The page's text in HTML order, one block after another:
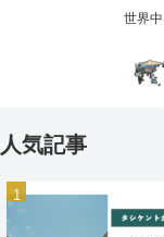
世界
人気記事